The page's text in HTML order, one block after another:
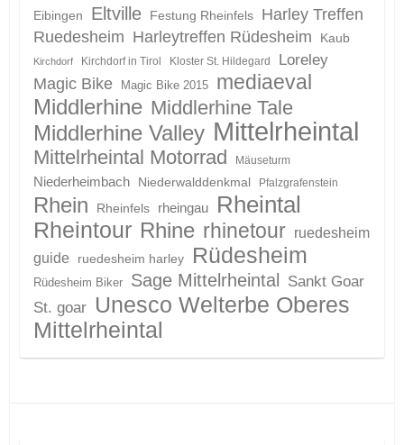
Eibingen Eltville Festung Rheinfels
Harley Treffen
Ruedesheim Harleytreffen Rüdesheim Kaub
Kirchdorf Kirchdorf in Tirol Kloster St. Hildegard Loreley
Magic Bike Magic Bike 2015 mediaeval
Middlerhine Middlerhine Tale
Middlerhine Valley Mittelrheintal
Mittelrheintal Motorrad Mäuseturm
Niederheimbach Niederwalddenkmal Pfalzgrafenstein
Rhein Rheinfels rheingau
Rheintal
Rheintour Rhine rhinetour ruedesheim
guide
ruedesheim harley Rüdesheim
Rüdesheim Biker Sage Mittelrheintal Sankt Goar
St. goar Unesco Welterbe Oberes
Mittelrheintal